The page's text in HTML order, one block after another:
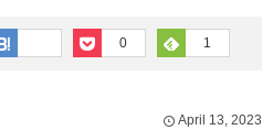
0 1
April 13, 2023